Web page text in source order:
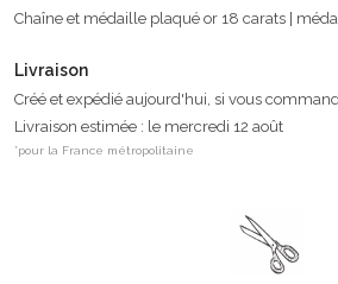
Chaîne et médaille plaqué or 18 carats |
Livraison
Créé et expédié aujourd'hui, si vous
Livraison estimée : le mercredi 12 août
*pour la France métropolitaine